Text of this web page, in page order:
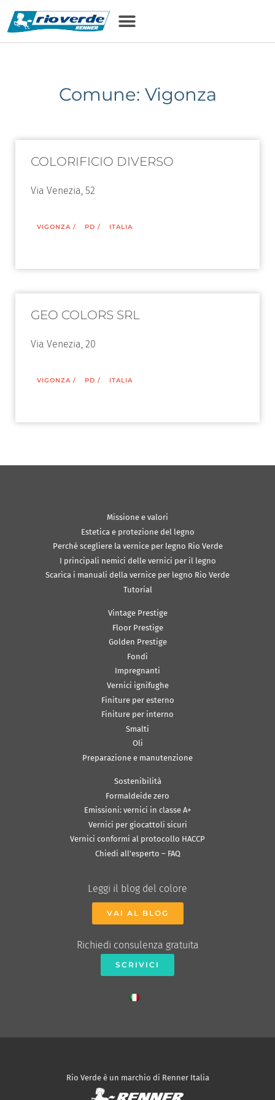
Comune: Vigonza
COLORIFICIO DIVERSO
Via Venezia, 52
VIGONZA / PD / ITALIA
GEO COLORS SRL
Via Venezia, 20
VIGONZA / PD / ITALIA
Missione e valori
Estetica e protezione del legno
Perché scegliere la vernice per legno Rio Verde
I principali nemici delle vernici per il legno
Scarica i manuali della vernice per legno Rio Verde
Tutorial
Vintage Prestige
Floor Prestige
Golden Prestige
Fondi
Impregnanti
Vernici ignifughe
Finiture per esterno
Finiture per interno
Smalti
Oli
Preparazione e manutenzione
Sostenibilità
Formaldeide zero
Emissioni: vernici in classe A+
Vernici per giocattoli sicuri
Vernici conformi al protocollo HACCP
Chiedi all’esperto – FAQ
Leggi il blog del colore
VAI AL BLOG
Richiedi consulenza gratuita
SCRIVICI
Rio Verde è un marchio di Renner Italia